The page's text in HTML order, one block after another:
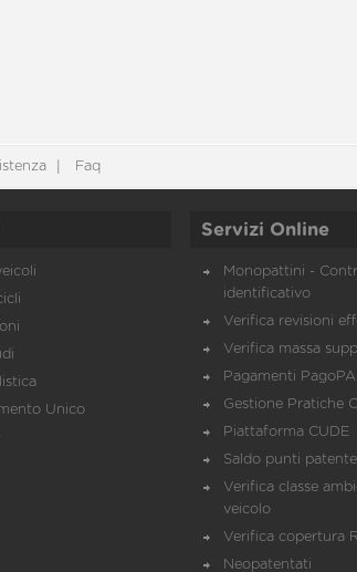
Faq
Unico
Servizi Online
Monopattini -
identificativo
Verifica revisioni
Verifica massa
Pagamenti PagoPA
Gestione Pratiche
Piattaforma CUDE
Saldo punti patente
Verifica classe
veicolo
Verifica copertura
Neopatentati